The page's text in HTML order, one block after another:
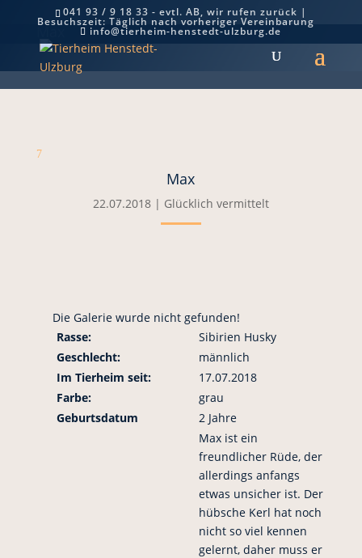
041 93 / 9 18 33 - evtl. AB, wir rufen zurück |
Besuchszeit: Täglich nach vorheriger Vereinbarung
info@tierheim-henstedt-ulzburg.de
Max
7
Max
22.07.2018| Glücklich vermittelt
Die Galerie wurde nicht gefunden!
Rasse:
Sibirien Husky
Geschlecht:
männlich
Im Tierheim seit:
17.07.2018
Farbe:
grau
Geburtsdatum
2 Jahre
Max ist ein
freundlicher Rüde, der
allerdings anfangs
etwas unsicher ist. Der
hübsche Kerl hat noch
nicht so viel kennen
gelernt, daher muss er